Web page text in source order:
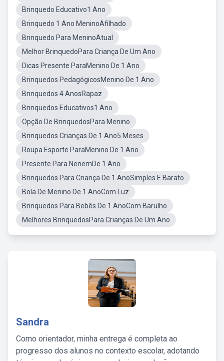
Brinquedo Educativo1 Ano
Brinquedo 1 Ano MeninoAfilhado
Brinquedo Para MeninoAtual
Melhor BrinquedoPara Criança De Um Ano
Dicas Presente ParaMenino De 1 Ano
Brinquedos PedagógicosMenino De 1 Ano
Brinquedos 4 AnosRapaz
Brinquedos Educativos1 Ano
Opção De BrinquedosPara Menino
Brinquedos Crianças De 1 Ano5 Meses
Roupa Esporte ParaMenino De 1 Ano
Presente Para NenemDe 1 Ano
Brinquedos Para Criança De 1 AnoSimples E Barato
Bola De Menino De 1 AnoCom Luz
Brinquedos Para Bebês De 1 AnoCom Barulho
Melhores BrinquedosPara Crianças De Um Ano
Sandra
Como orientador, minha entrega é completa ao
progresso dos alunos no contexto escolar, adotando